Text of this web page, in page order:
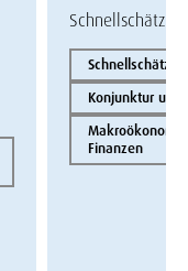
Konjunktur und
Finanzen